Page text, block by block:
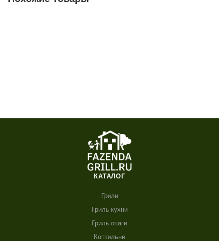
КАТАЛОГ
Грили
Гриль кухни
Гриль очаги
Коптильни